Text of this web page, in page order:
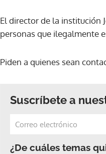
El director de la institución
personas que ilegalmente
Piden a quienes sean
Suscríbete a
¿De cuáles temas